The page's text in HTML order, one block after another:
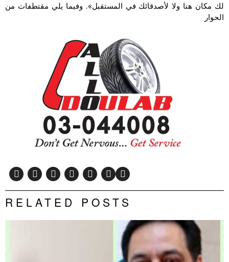
لك مكان هنا ولا لأصدقائك في المستقبل». وفيما يلي مقتطفات من
الحوار
RELATED POSTS